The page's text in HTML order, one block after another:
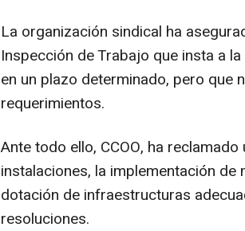
La organización sindical ha
Inspección de Trabajo que insta a
en un plazo determinado, pero que
requerimientos.
Ante todo ello, CCOO, ha
instalaciones, la implementación
dotación de infraestructuras
resoluciones.